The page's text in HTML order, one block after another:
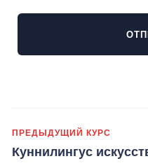
ПРЕДЫДУЩИЙ КУРС
Куннилингус